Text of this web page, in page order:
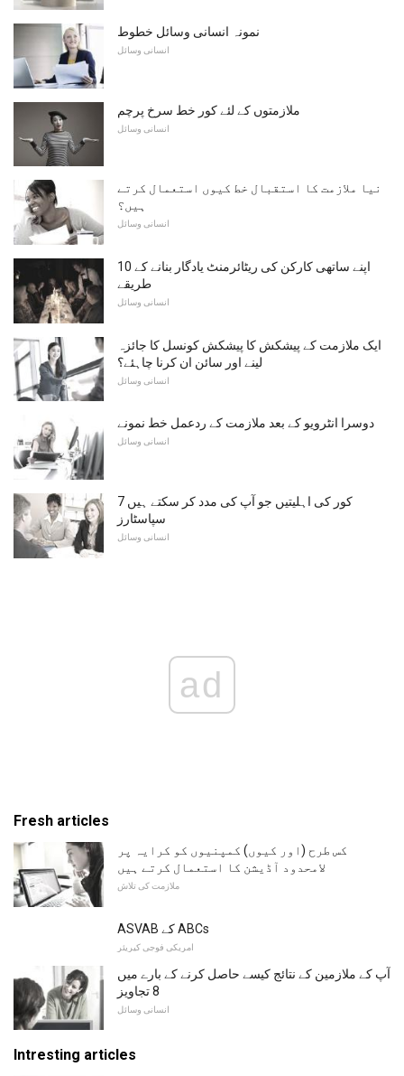
نمونہ انسانی وسائل خطوط
انسانی وسائل
ملازمتوں کے لئے کور خط سرخ پرچم
انسانی وسائل
نیا ملازمت کا استقبال خط کیوں استعمال کرتے
ہیں؟
انسانی وسائل
اپنے ساتھی کارکن کی ریٹائرمنٹ یادگار بنانے کے 10
طریقے
انسانی وسائل
ایک ملازمت کے پیشکش کا پیشکش کونسل کا جائزہ
لینے اور سائن ان کرنا چاہئے؟
انسانی وسائل
دوسرا انٹرویو کے بعد ملازمت کے ردعمل خط نمونے
انسانی وسائل
7 کور کی اہلیتیں جو آپ کی مدد کر سکتے ہیں
سپاسٹارز
انسانی وسائل
ad
Fresh articles
کس طرح (اور کیوں) کمپنیوں کو کرایہ پر
لامحدود آڈیشن کا استعمال کرتے ہیں
ملازمت کی تلاش
ASVAB کے ABCs
امریکی فوجی کیریئر
آپ کے ملازمین کے نتائج کیسے حاصل کرنے کے بارے میں
8 تجاویز
انسانی وسائل
Intresting articles